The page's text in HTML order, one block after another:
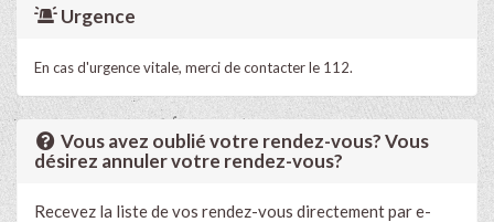
Urgence
En cas d'urgence vitale, merci de contacter le 112.
Vous avez oublié votre rendez-vous? Vous
désirez annuler votre rendez-vous?
Recevez la liste de vos rendez-vous directement par e-